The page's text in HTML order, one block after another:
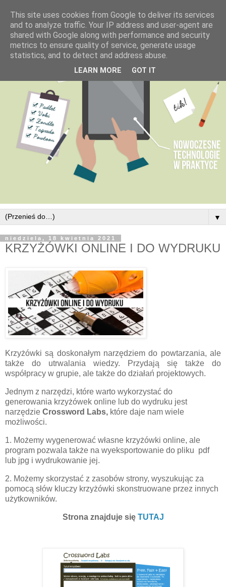
▼
niedziela, 18 kwietnia 2021
KRZYŻÓWKI ONLINE I DO WYDRUKU
Krzyżówki są doskonałym narzędziem do powtarzania, ale
także do utrwalania wiedzy. Przydają się także do
współpracy w grupie, ale także do działań projektowych.
Jednym z narzędzi, które warto wykorzystać do
generowania krzyżówek online lub do wydruku jest
narzędzie Crossword Labs, które daje nam wiele
możliwości.
1. Możemy wygenerować własne krzyżówki online, ale
program pozwala także na wyeksportowanie do pliku pdf
lub jpg i wydrukowanie jej.
2. Możemy skorzystać z zasobów strony, wyszukując za
pomocą słów kluczy krzyżówki skonstruowane przez innych
użytkowników.
Strona znajduje się TUTAJ
This site uses cookies from Google to deliver its services
and to analyze traffic. Your IP address and user-agent are
shared with Google along with performance and security
metrics to ensure quality of service, generate usage
statistics, and to detect and address abuse.
LEARN MORE GOT IT